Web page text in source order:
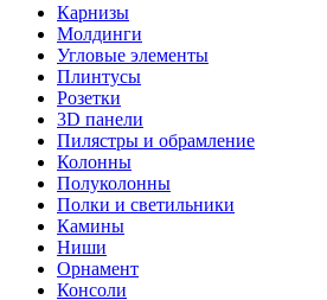
Карнизы
Молдинги
Угловые элементы
Плинтусы
Розетки
3D панели
Пилястры и обрамление
Колонны
Полуколонны
Полки и светильники
Камины
Ниши
Орнамент
Консоли